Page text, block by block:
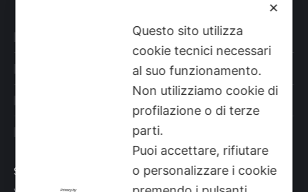
Sede
✕
Questo sito utilizza
cookie tecnici necessari
al suo funzionamento.
Non utilizziamo cookie di
profilazione o di terze
parti.
Puoi accettare, rifiutare
o personalizzare i cookie